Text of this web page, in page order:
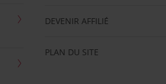
DEVENIR AFFILIÉ
PLAN DU SITE